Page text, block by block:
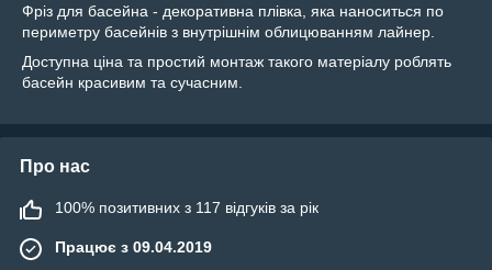
Фріз для басейна - декоративна плівка, яка наноситься по
периметру басейнів з внутрішнім облицюванням лайнер.
Доступна ціна та простий монтаж такого матеріалу роблять
басейн красивим та сучасним.
Про нас
100% позитивних з 117 відгуків за рік
Працює з 09.04.2019